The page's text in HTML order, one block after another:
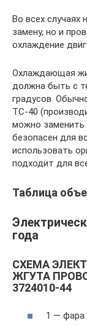
Во всех случаях
замену, но и
охлаждение
Охлаждающая
должна быть с
градусов.
ТС-40
можно заменить
безопасен для
использовать
подходит для
Таблица
года
СХЕМА
ЖГУТА
3724010-44
1 — фара